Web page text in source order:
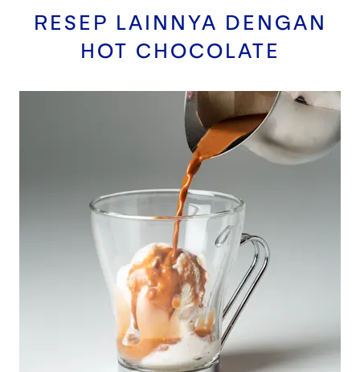
RESEP LAINNYA DENGAN
HOT CHOCOLATE